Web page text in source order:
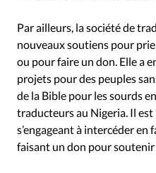
Par ailleurs, la société de
nouveaux soutiens pour
ou pour faire un don. Elle a
projets pour des peuples
de la Bible pour les sourds
traducteurs au Nigeria. Il est
s’engageant à intercéder en
faisant un don pour